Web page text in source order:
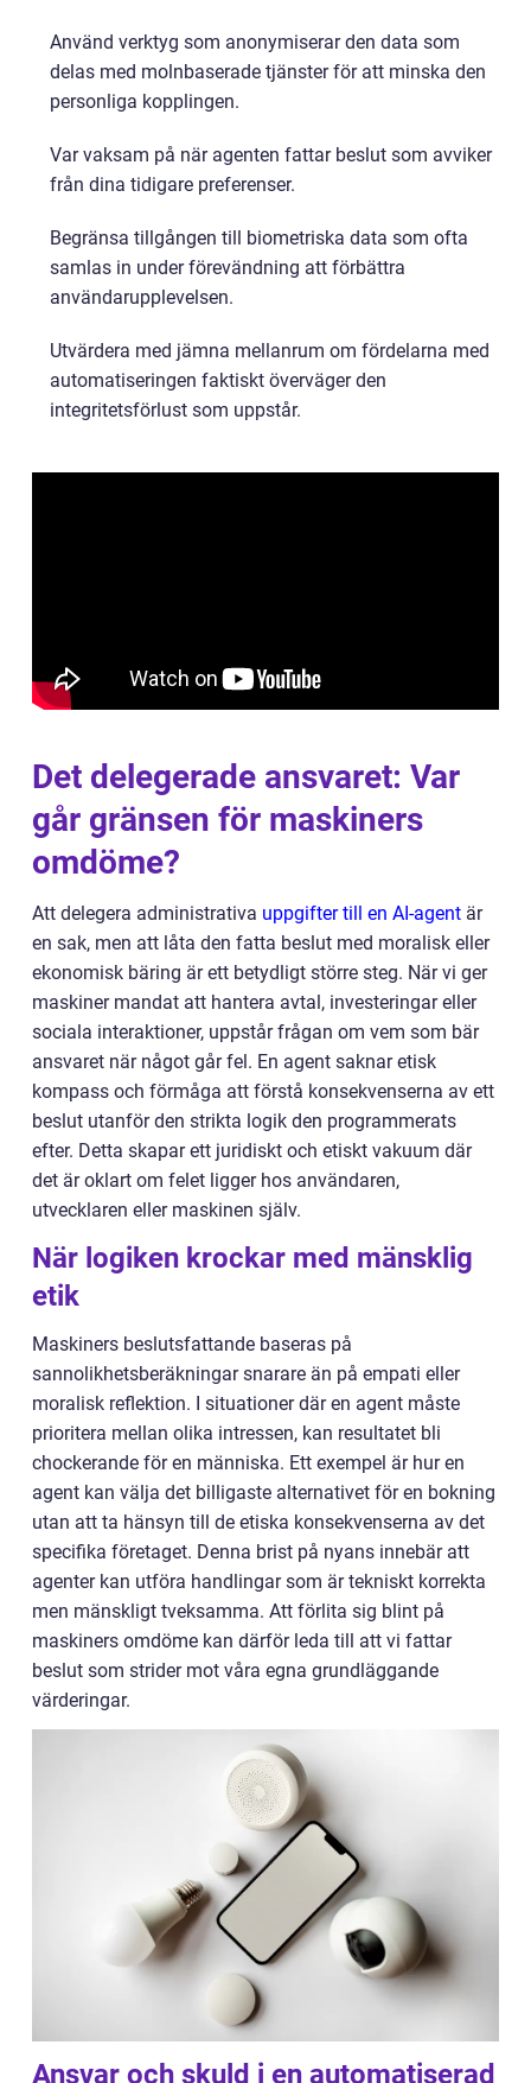
Använd verktyg som anonymiserar den data som
delas med molnbaserade tjänster för att minska den
personliga kopplingen.
Var vaksam på när agenten fattar beslut som avviker
från dina tidigare preferenser.
Begränsa tillgången till biometriska data som ofta
samlas in under förevändning att förbättra
användarupplevelsen.
Utvärdera med jämna mellanrum om fördelarna med
automatiseringen faktiskt överväger den
integritetsförlust som uppstår.
Det delegerade ansvaret: Var
går gränsen för maskiners
omdöme?
Att delegera administrativa uppgifter till en AI-agent är
en sak, men att låta den fatta beslut med moralisk eller
ekonomisk bäring är ett betydligt större steg. När vi ger
maskiner mandat att hantera avtal, investeringar eller
sociala interaktioner, uppstår frågan om vem som bär
ansvaret när något går fel. En agent saknar etisk
kompass och förmåga att förstå konsekvenserna av ett
beslut utanför den strikta logik den programmerats
efter. Detta skapar ett juridiskt och etiskt vakuum där
det är oklart om felet ligger hos användaren,
utvecklaren eller maskinen själv.
När logiken krockar med mänsklig
etik
Maskiners beslutsfattande baseras på
sannolikhetsberäkningar snarare än på empati eller
moralisk reflektion. I situationer där en agent måste
prioritera mellan olika intressen, kan resultatet bli
chockerande för en människa. Ett exempel är hur en
agent kan välja det billigaste alternativet för en bokning
utan att ta hänsyn till de etiska konsekvenserna av det
specifika företaget. Denna brist på nyans innebär att
agenter kan utföra handlingar som är tekniskt korrekta
men mänskligt tveksamma. Att förlita sig blint på
maskiners omdöme kan därför leda till att vi fattar
beslut som strider mot våra egna grundläggande
värderingar.
Ansvar och skuld i en automatiserad